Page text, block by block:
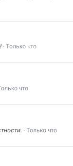
Только что
что
Только что